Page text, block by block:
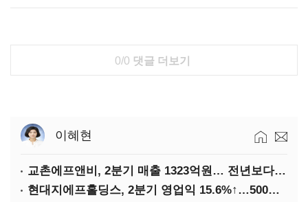
0/0 댓글 더보기
이혜현
교촌에프앤비, 2분기 매출 1323억원… 전년보다 4.9%↑
현대지에프홀딩스, 2분기 영업익 15.6%↑…500억 규모 자사주 매입